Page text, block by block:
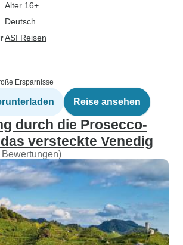
Alter 16+
Deutsch
ASI Reisen
Ersparnisse
Reise ansehen
durch die Prosecco-
versteckte Venedig
Bewertungen)